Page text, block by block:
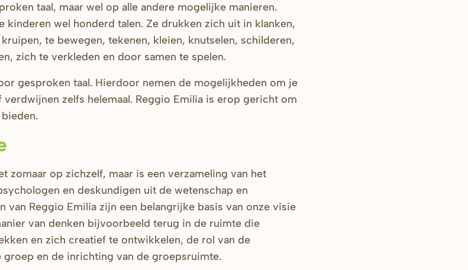
taal, maar wel op alle andere mogelijke manieren.
kinderen wel honderd talen. Ze drukken zich uit in klanken,
te bewegen, tekenen, kleien, knutselen, schilderen,
zich te verkleden en door samen te spelen.
gesproken taal. Hierdoor nemen de mogelijkheden om je
zelfs helemaal. Reggio Emilia is erop gericht om
zomaar op zichzelf, maar is een verzameling van het
en deskundigen uit de wetenschap en
van Reggio Emilia zijn een belangrijke basis van onze visie
van denken bijvoorbeeld terug in de ruimte die
en zich creatief te ontwikkelen, de rol van de
en de inrichting van de groepsruimte.